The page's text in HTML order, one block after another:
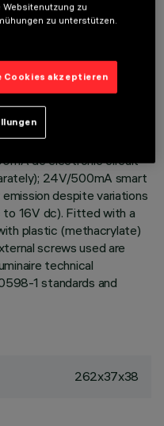
monochrome LED
of a body and
end caps complete with
paint with a high level
The top of the optical
transparent glass screen,
LED power plate in
dc electronic circuit
24V/500mA smart
despite variations
16V dc). Fitted with a
plastic (methacrylate)
screws used are
technical
1 standards and
262x37x38
zu
zu unterstützen.
Cookies akzeptieren